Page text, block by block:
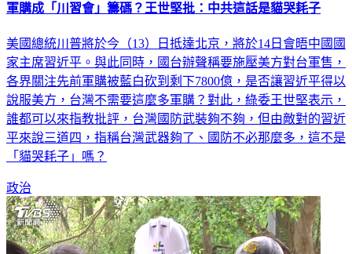
軍購成「川習會」籌碼？王世堅批：中共這話是貓哭耗子
美國總統川普將於今（13）日抵達北京，將於14日會晤中國國
家主席習近平。與此同時，國台辦聲稱要施壓美方對台軍售，
各界關注先前軍購被藍白砍到剩下7800億，是否讓習近平得以
說服美方，台灣不需要這麼多軍購？對此，綠委王世堅表示，
誰都可以來指教批評，台灣國防武裝夠不夠，但由敵對的習近
平來說三道四，指稱台灣武器夠了、國防不必那麼多，這不是
「貓哭耗子」嗎？
政治